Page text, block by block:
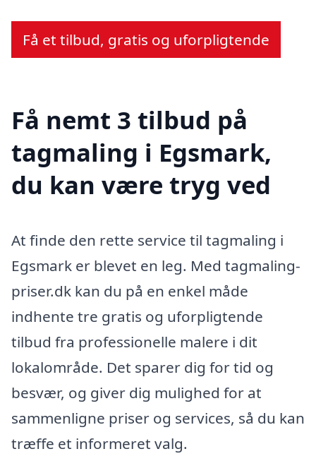
Få et tilbud, gratis og uforpligtende
Få nemt 3 tilbud på
tagmaling i Egsmark,
du kan være tryg ved
At finde den rette service til tagmaling i
Egsmark er blevet en leg. Med tagmaling-
priser.dk kan du på en enkel måde
indhente tre gratis og uforpligtende
tilbud fra professionelle malere i dit
lokalområde. Det sparer dig for tid og
besvær, og giver dig mulighed for at
sammenligne priser og services, så du kan
træffe et informeret valg.